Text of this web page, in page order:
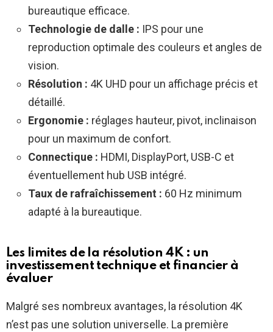
bureautique efficace.
Technologie de dalle : IPS pour une
reproduction optimale des couleurs et angles de
vision.
Résolution : 4K UHD pour un affichage précis et
détaillé.
Ergonomie : réglages hauteur, pivot, inclinaison
pour un maximum de confort.
Connectique : HDMI, DisplayPort, USB-C et
éventuellement hub USB intégré.
Taux de rafraîchissement : 60 Hz minimum
adapté à la bureautique.
Les limites de la résolution 4K : un
investissement technique et financier à
évaluer
Malgré ses nombreux avantages, la résolution 4K
n’est pas une solution universelle. La première